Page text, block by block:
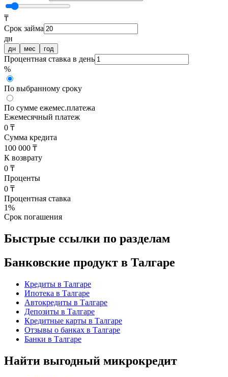
₸
Срок займа
дн
дн мес год
Процентная ставка в день
%
По выбранному сроку
По сумме ежемес.платежа
Ежемесячный платеж
0 ₸
Сумма кредита
100 000 ₸
К возврату
0 ₸
Проценты
0 ₸
Процентная ставка
1%
Срок погашения
Быстрые ссылки по разделам
Банковские продукт в Талгаре
Кредиты в Талгаре
Ипотека в Талгаре
Автокредиты в Талгаре
Депозиты в Талгаре
Кредитные карты в Талгаре
Отзывы о банках в Талгаре
Банки в Талгаре
Найти выгодный микрокредит